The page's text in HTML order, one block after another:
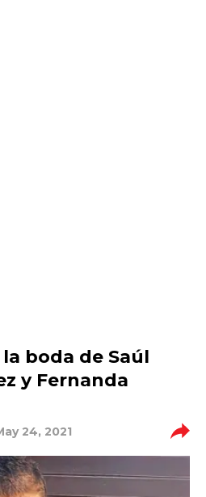
boda de Saúl
y Fernanda
24, 2021